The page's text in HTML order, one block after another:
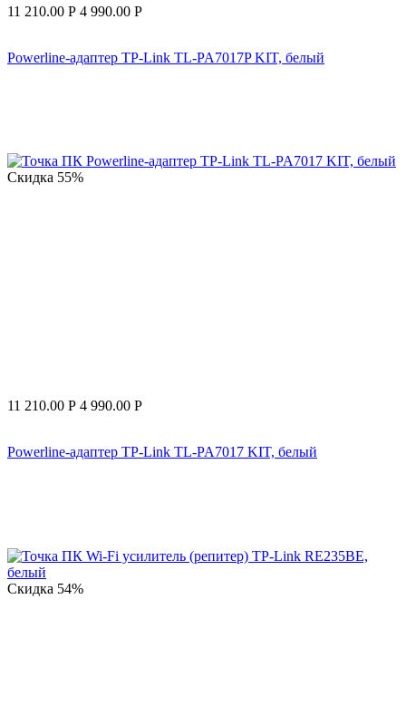
11 210.00 Р 4 990.00 Р
Powerline-адаптер TP-Link TL-PA7017P KIT, белый
Скидка 55%
11 210.00 Р 4 990.00 Р
Powerline-адаптер TP-Link TL-PA7017 KIT, белый
Скидка 54%